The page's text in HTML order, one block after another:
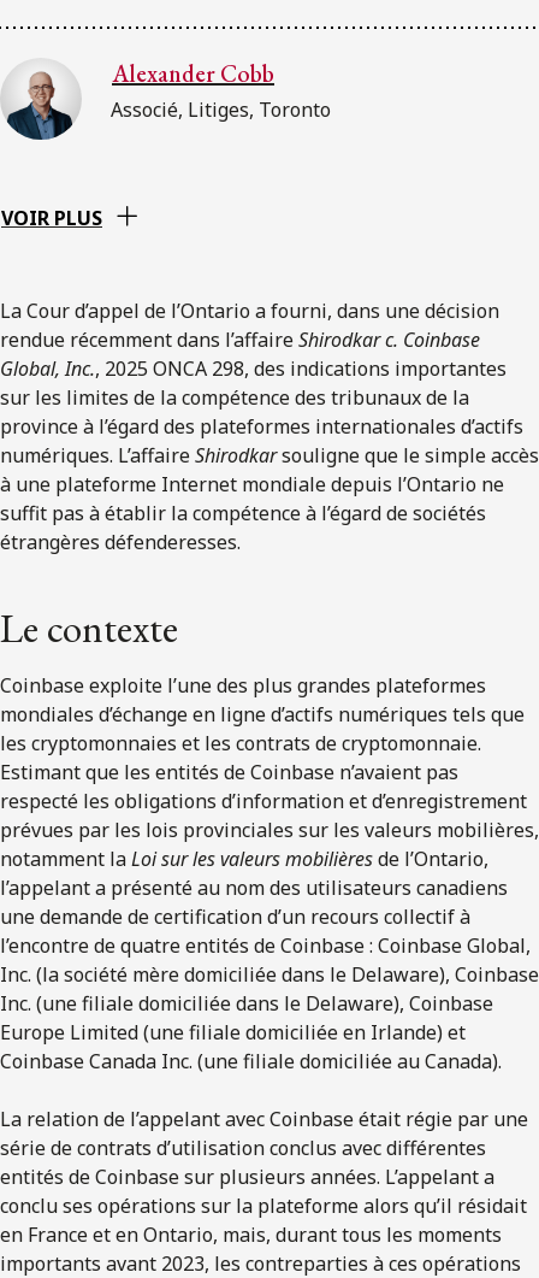
Alexander Cobb
Associé, Litiges, Toronto
VOIR PLUS
La Cour d’appel de l’Ontario a fourni, dans une décision
rendue récemment dans l’affaireShirodkar c. Coinbase
Global, Inc., 2025 ONCA 298, des indications importantes
sur les limites de la compétence des tribunaux de la
province à l’égard des plateformes internationales d’actifs
numériques. L’affaireShirodkarsouligne que le simple accès
à une plateforme Internet mondiale depuis l’Ontario ne
suffit pas à établir la compétence à l’égard de sociétés
étrangères défenderesses.
Le contexte
Coinbase exploite l’une des plus grandes plateformes
mondiales d’échange en ligne d’actifs numériques tels que
les cryptomonnaies et les contrats de cryptomonnaie.
Estimant que les entités de Coinbase n’avaient pas
respecté les obligations d’information et d’enregistrement
prévues par les lois provinciales sur les valeurs mobilières,
notamment laLoi sur les valeurs mobilièresde l’Ontario,
l’appelant a présenté au nom des utilisateurs canadiens
une demande de certification d’un recours collectif à
l’encontre de quatre entités de Coinbase : Coinbase Global,
Inc. (la société mère domiciliée dans le Delaware), Coinbase
Inc. (une filiale domiciliée dans le Delaware), Coinbase
Europe Limited (une filiale domiciliée en Irlande) et
Coinbase Canada Inc. (une filiale domiciliée au Canada).
La relation de l’appelant avec Coinbase était régie par une
série de contrats d’utilisation conclus avec différentes
entités de Coinbase sur plusieurs années. L’appelant a
conclu ses opérations sur la plateforme alors qu’il résidait
en France et en Ontario, mais, durant tous les moments
importants avant 2023, les contreparties à ces opérations